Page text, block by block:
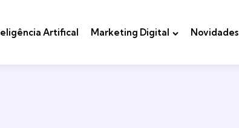
Artifical Marketing Digital Novidades